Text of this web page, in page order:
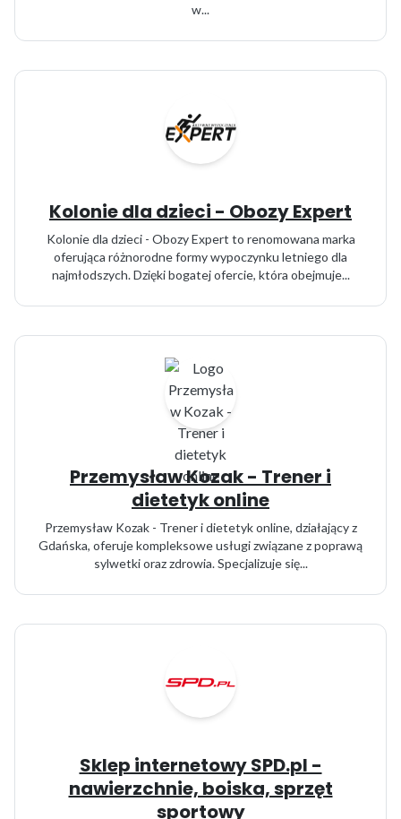
w...
Kolonie dla dzieci - Obozy Expert
Kolonie dla dzieci - Obozy Expert to renomowana marka
oferująca różnorodne formy wypoczynku letniego dla
najmłodszych. Dzięki bogatej ofercie, która obejmuje...
Przemysław Kozak - Trener i
dietetyk online
Przemysław Kozak - Trener i dietetyk online, działający z
Gdańska, oferuje kompleksowe usługi związane z poprawą
sylwetki oraz zdrowia. Specjalizuje się...
Sklep internetowy SPD.pl -
nawierzchnie, boiska, sprzęt
sportowy